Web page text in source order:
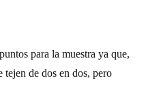
para la muestra ya que,
tejen de dos en dos, pero